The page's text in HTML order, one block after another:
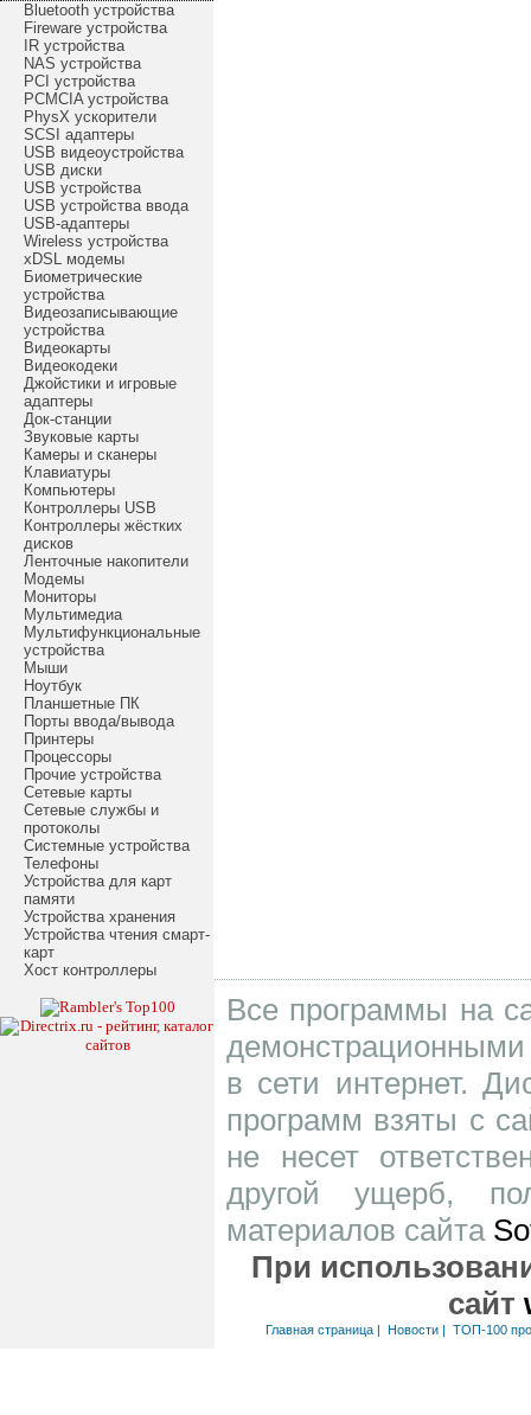
Bluetooth устройства
Fireware устройства
IR устройства
NAS устройства
PCI устройства
PCMCIA устройства
PhysX ускорители
SCSI адаптеры
USB видеоустройства
USB диски
USB устройства
USB устройства ввода
USB-адаптеры
Wireless устройства
xDSL модемы
Биометрические
устройства
Видеозаписывающие
устройства
Видеокарты
Видеокодеки
Джойстики и игровые
адаптеры
Док-станции
Звуковые карты
Камеры и сканеры
Клавиатуры
Компьютеры
Контроллеры USB
Контроллеры жёстких
дисков
Ленточные накопители
Модемы
Мониторы
Мультимедиа
Мультифункциональные
устройства
Мыши
Ноутбук
Планшетные ПК
Порты ввода/вывода
Принтеры
Процессоры
Прочие устройства
Сетевые карты
Сетевые службы и
протоколы
Системные устройства
Телефоны
Устройства для карт
памяти
Устройства хранения
Устройства чтения смарт-
карт
Хост контроллеры
Все программы на
в сети интернет.
программ взяты с
не несет
другой ущерб,
материалов сайта
При
сайт
Главная страница| Новости| ТОП-100